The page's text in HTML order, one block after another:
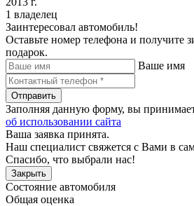
1 владелец
Заинтересовал автомобиль!
Оставьте номер телефона и получите
подарок.
Ваше имя
Отправить
Заполняя данную форму, вы
об использовании сайта
Ваша заявка принята.
Наш специалист свяжется с Вами в
Спасибо, что выбрали нас!
Закрыть
Состояние автомобиля
Общая оценка